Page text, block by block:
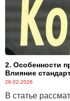
2. Особенности
Влияние
26.02.2026
В статье